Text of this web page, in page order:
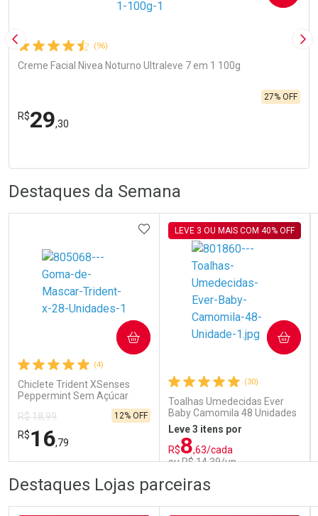
Imagem Anterior (96)
Creme Facial Nivea Noturno Ultraleve 7 em 1 100g
R$29,30
27% OFF
Laboratório
Ativar Desconto
Comprar sem Desconto
Comprar sem Desconto
Destaques da Semana
(4)
Chiclete Trident XSenses
Peppermint Sem Açúcar
R$ 18,99
R$16,79
12% OFF
ADICIONAR AOS FAVORITOS
COMPRAR
FECHAR
Laboratório
FECHAR
Por Menos
(30)
Toalhas Umedecidas Ever
Baby Camomila 48 Unidades
LEVE 3 OU MAIS COM 40% OFF
Leve 3 itens por
R$8,63/cada
ou R$ 14,39/un
COMPRAR
Destaques Lojas parceiras